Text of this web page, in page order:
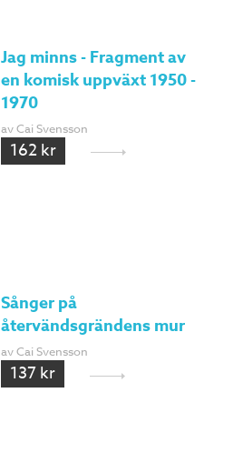
Jag minns - Fragment av
en komisk uppväxt 1950 -
1970
av Cai Svensson
162 kr
Sånger på
återvändsgrändens mur
av Cai Svensson
137 kr